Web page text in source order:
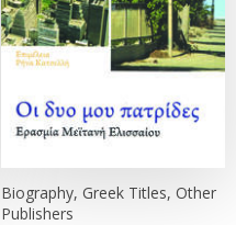
Biography, Greek Titles, Other
Publishers